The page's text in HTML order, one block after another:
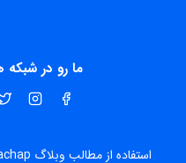
ما رو در شبکه